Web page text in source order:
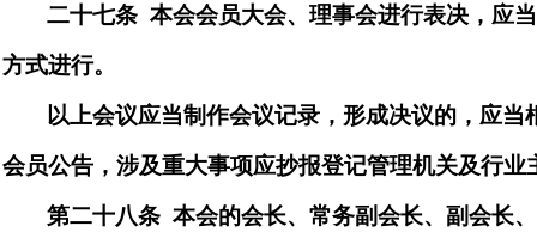
二十七条 本会会员大会、理事会进行表决，应
方式进行。
以上会议应当制作会议记录，形成决议的，应当
会员公告，涉及重大事项应抄报登记管理机关及行业
第二十八条 本会的会长、常务副会长、副会长